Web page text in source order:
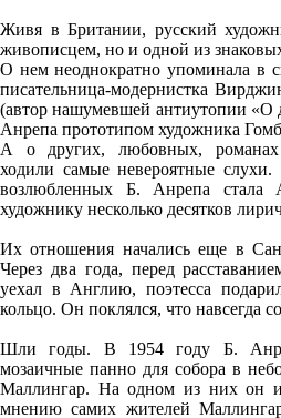
Живя в Британии, русский
живописцем, но и одной из
О нем неоднократно упоминала в
писательница-модернистка
(автор нашумевшей антиутопии
Анрепа прототипом художника
А о других, любовных, романах
ходили самые невероятные
возлюбленных Б. Анрепа стала
художнику несколько десятков
Их отношения начались еще в
Через два года, перед
уехал в Англию, поэтесса
кольцо. Он поклялся, что навсегда
Шли годы. В 1954 году Б.
мозаичные панно для собора в
Маллингар. На одном из них он
мнению самих жителей